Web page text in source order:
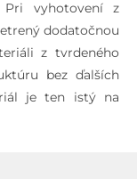
vyhotovení z
dodatočnou
z tvrdeného
bez ďalších
je ten istý na